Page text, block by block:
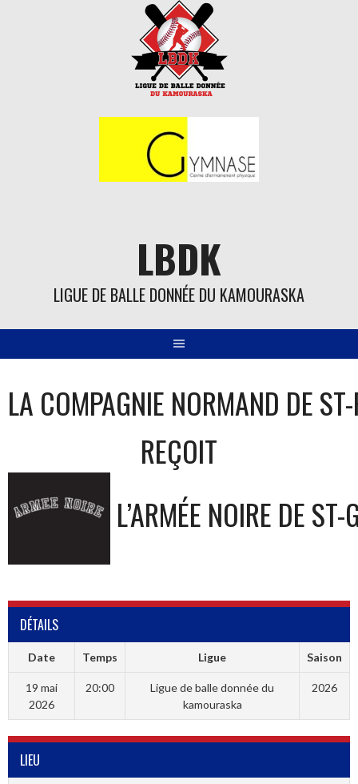
LBDK
LIGUE DE BALLE DONNÉE DU KAMOURASKA
LA COMPAGNIE NORMAND DE
REÇOIT
L’ARMÉE NOIRE DE ST-
DÉTAILS
Date Temps Ligue Saison
19 mai
2026
20:00
Ligue de balle donnée du
kamouraska
2026
LIEU